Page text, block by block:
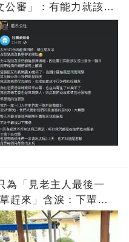
審」：有能力就該大
為「見老主人最後一
趕來」含淚：下輩子